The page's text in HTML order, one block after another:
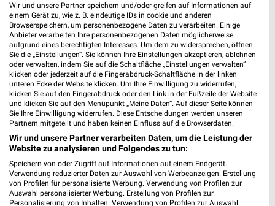
30,3 km
Dieter Knoll
Gültig bis Fr. 14.08.
1,4 km
Gartenabverkauf
Gültig bis Sa. 15.08.
JYSK XXXLutz
Wir und unsere Partner speichern und/oder greifen auf Informationen auf
einem Gerät zu, wie z. B. eindeutige IDs in cookie und anderen
Browserspeichern, um personenbezogene Daten zu verarbeiten. Einige
Anbieter verarbeiten Ihre personenbezogenen Daten möglicherweise
aufgrund eines berechtigten Interesses. Um dem zu widersprechen, öffnen
Sie die „Einstellungen“. Sie können Ihre Einstellungen akzeptieren, ablehnen
oder verwalten, indem Sie auf die Schaltfläche „Einstellungen verwalten“
klicken oder jederzeit auf die Fingerabdruck-Schaltfläche in der linken
unteren Ecke der Website klicken. Um Ihre Einwilligung zu widerrufen,
klicken Sie auf den Fingerabdruck oder den Link in der Fußzeile der Website
und klicken Sie auf den Menüpunkt „Meine Daten“. Auf dieser Seite können
Sie Ihre Einwilligung widerrufen. Diese Entscheidungen werden unseren
Partnern mitgeteilt und haben keinen Einfluss auf die Browserdaten.
Wir und unsere Partner verarbeiten Daten, um die Leistung der
Website zu analysieren und Folgendes zu tun:
Speichern von oder Zugriff auf Informationen auf einem Endgerät.
Verwendung reduzierter Daten zur Auswahl von Werbeanzeigen. Erstellung
von Profilen für personalisierte Werbung. Verwendung von Profilen zur
Auswahl personalisierter Werbung. Erstellung von Profilen zur
Personalisierung von Inhalten. Verwendung von Profilen zur Auswahl